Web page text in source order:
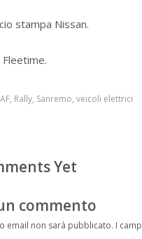
stampa Nissan.
, Rally, Sanremo, veicoli elettrici
Yet
commento
email non sarà pubblicato. I